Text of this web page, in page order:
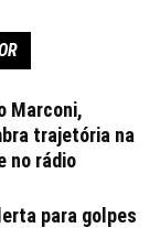
Marconi,
trajetória na
no rádio
para golpes